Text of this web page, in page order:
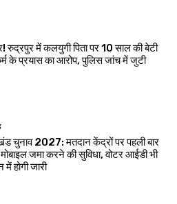
रुद्रपुर में कलयुगी पिता पर 10 साल की बेटी
के प्रयास का आरोप, पुलिस जांच में जुटी
चुनाव 2027: मतदान केंद्रों पर पहली बार
मोबाइल जमा करने की सुविधा, वोटर आईडी भी
में होगी जारी